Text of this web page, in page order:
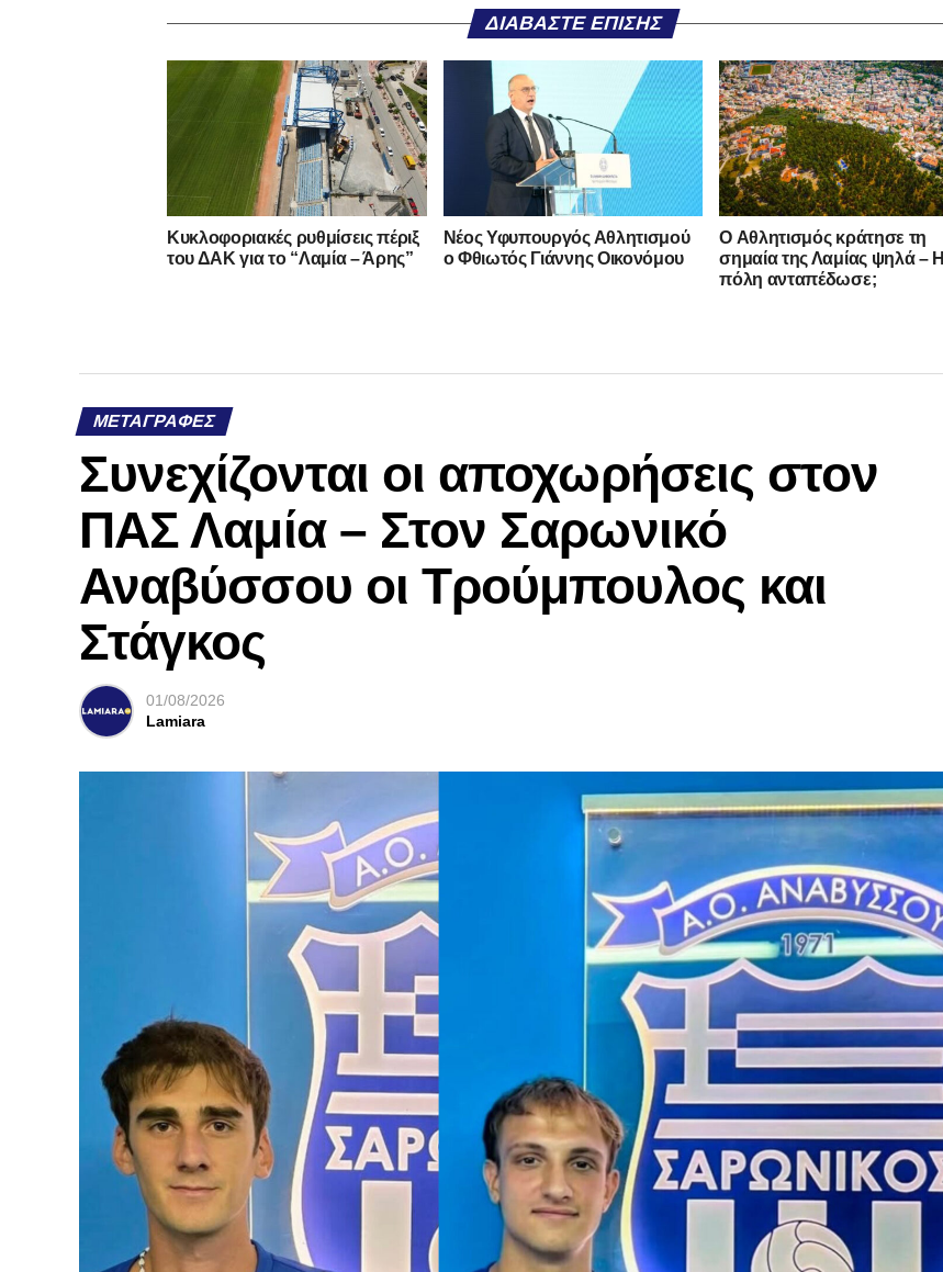
ΔΙΑΒΆΣΤΕ ΕΠΊΣΗΣ
Κυκλοφοριακές ρυθμίσεις πέριξ
του ΔΑΚ για το “Λαμία – Άρης”
Νέος Υφυπουργός Αθλητισμού
ο Φθιωτός Γιάννης Οικονόμου
O Αθλητισμός κράτησε τη
σημαία της Λαμίας ψηλά – Η
πόλη ανταπέδωσε;
ΜΕΤΑΓΡΑΦΈΣ
Συνεχίζονται οι αποχωρήσεις στον
ΠΑΣ Λαμία – Στον Σαρωνικό
Αναβύσσου οι Τρούμπουλος και
Στάγκος
01/08/2026
Lamiara